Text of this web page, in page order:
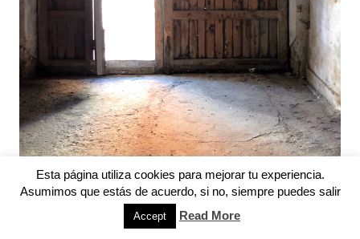
Esta página utiliza cookies para mejorar tu experiencia.
Asumimos que estás de acuerdo, si no, siempre puedes salir
Accept Read More